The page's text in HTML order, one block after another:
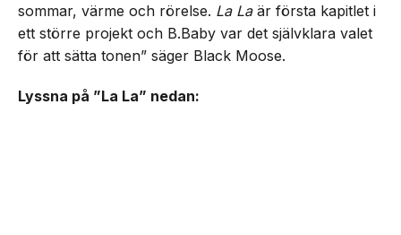
sommar, värme och rörelse. La Laär första kapitlet i
ett större projekt och B.Baby var det självklara valet
för att sätta tonen” säger Black Moose.
Lyssna på ”La La” nedan: